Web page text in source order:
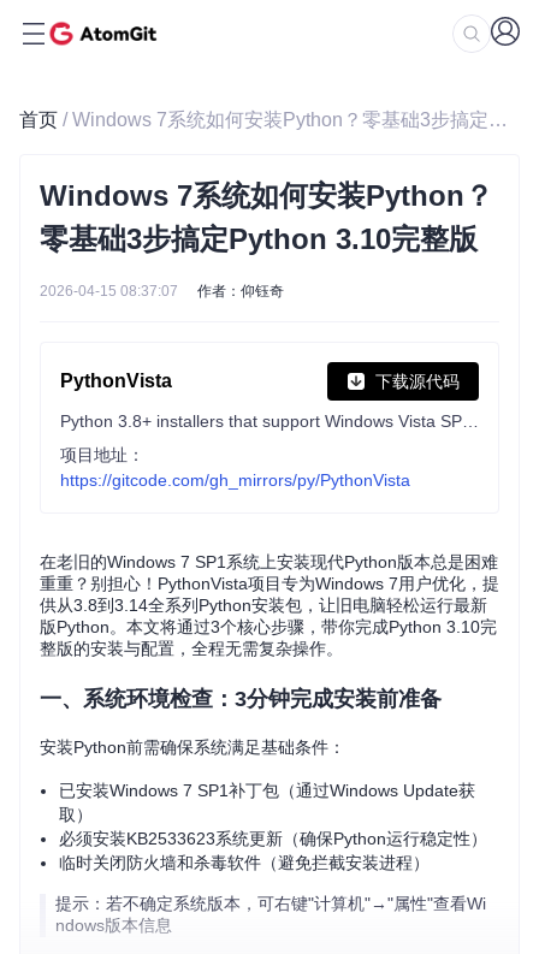
首页 / Windows 7系统如何安装Python？零基础3步搞定Python 3.10完整版
Windows 7系统如何安装Python？
零基础3步搞定Python 3.10完整版
2026-04-15 08:37:07 作者：仰钰奇
PythonVista 下载源代码
项目地址：
https://gitcode.com/gh_mirrors/py/PythonVista
在老旧的Windows 7 SP1系统上安装现代Python版本总是困难
重重？别担心！PythonVista项目专为Windows 7用户优化，提
供从3.8到3.14全系列Python安装包，让旧电脑轻松运行最新
版Python。本文将通过3个核心步骤，带你完成Python 3.10完
整版的安装与配置，全程无需复杂操作。
一、系统环境检查：3分钟完成安装前准备
安装Python前需确保系统满足基础条件：
已安装Windows 7 SP1补丁包（通过Windows Update获
取）
必须安装KB2533623系统更新（确保Python运行稳定性）
临时关闭防火墙和杀毒软件（避免拦截安装进程）
提示：若不确定系统版本，可右键"计算机"→"属性"查看Wi
ndows版本信息